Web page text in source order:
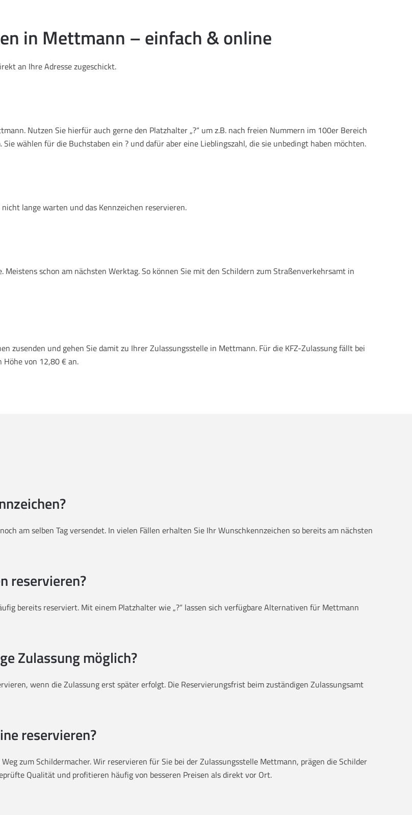
in Mettmann – einfach & online
an Ihre Adresse zugeschickt.
Nutzen Sie hierfür auch gerne den Platzhalter „?“ um z.B. nach freien Nummern im 100er Bereich
wählen für die Buchstaben ein ? und dafür aber eine Lieblingszahl, die sie unbedingt haben möchten.
lange warten und das Kennzeichen reservieren.
schon am nächsten Werktag. So können Sie mit den Schildern zum Straßenverkehrsamt in
zusenden und gehen Sie damit zu Ihrer Zulassungsstelle in Mettmann. Für die KFZ-Zulassung fällt bei
von 12,80 € an.
am selben Tag versendet. In vielen Fällen erhalten Sie Ihr Wunschkennzeichen so bereits am nächsten
reservieren?
bereits reserviert. Mit einem Platzhalter wie „?“ lassen sich verfügbare Alternativen für Mettmann
Zulassung möglich?
wenn die Zulassung erst später erfolgt. Die Reservierungsfrist beim zuständigen Zulassungsamt
reservieren?
zum Schildermacher. Wir reservieren für Sie bei der Zulassungsstelle Mettmann, prägen die Schilder
Qualität und profitieren häufig von besseren Preisen als direkt vor Ort.